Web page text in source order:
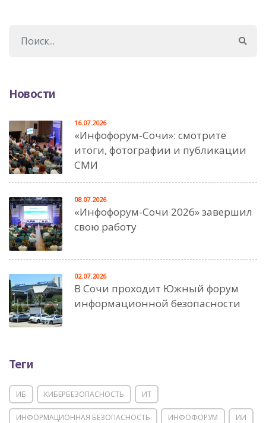
Новости
«Инфофорум-Сочи»: смотрите
итоги, фотографии и публикации
СМИ
16.07.2026
«Инфофорум-Сочи 2026» завершил
свою работу
08.07.2026
В Сочи проходит Южный форум
информационной безопасности
02.07.2026
Теги
ИБ КИБЕРБЕЗОПАСНОСТЬ ИТ
ИНФОРМАЦИОННАЯ БЕЗОПАСНОСТЬ ИНФОФОРУМ ИИ